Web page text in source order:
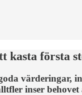
kasta första
värderingar,
inser behovet